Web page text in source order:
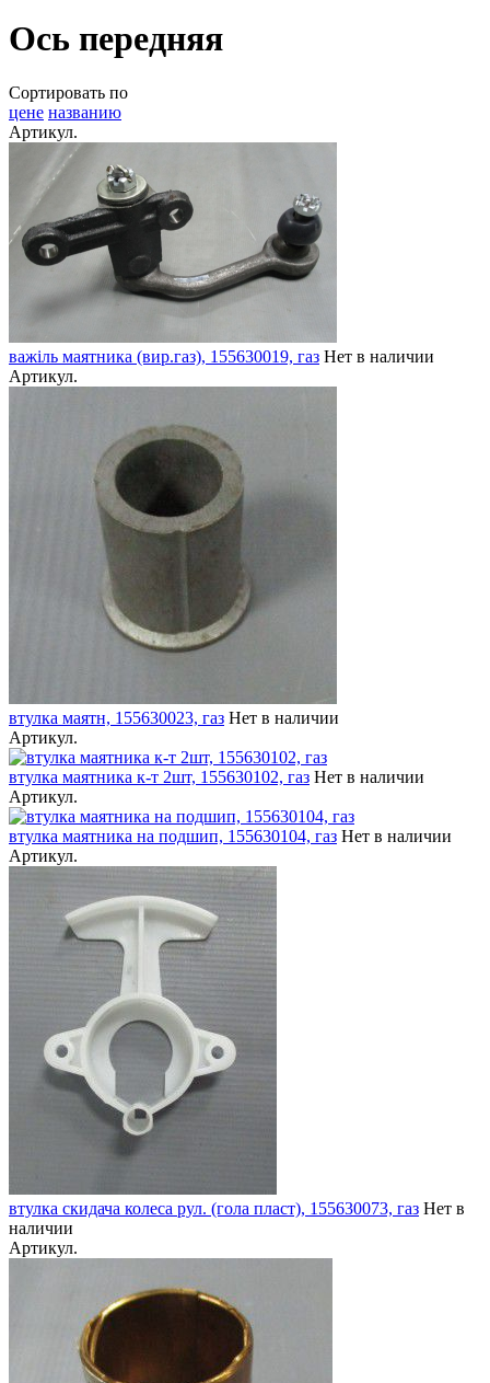
Ось передняя
Сортировать по
цене названию
Артикул.
важіль маятника (вир.газ), 155630019, газ Нет в наличии
Артикул.
втулка маятн, 155630023, газ Нет в наличии
Артикул.
втулка маятника к-т 2шт, 155630102, газ Нет в наличии
Артикул.
втулка маятника на подшип, 155630104, газ Нет в наличии
Артикул.
втулка скидача колеса рул. (гола пласт), 155630073, газ Нет в
наличии
Артикул.